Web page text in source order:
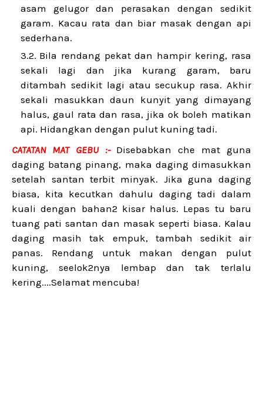
asam gelugor dan perasakan dengan sedikit
garam. Kacau rata dan biar masak dengan api
sederhana.
Bila rendang pekat dan hampir kering, rasa
sekali lagi dan jika kurang garam, baru
ditambah sedikit lagi atau secukup rasa. Akhir
sekali masukkan daun kunyit yang dimayang
halus, gaul rata dan rasa, jika ok boleh matikan
api. Hidangkan dengan pulut kuning tadi.
CATATAN MAT GEBU :-Disebabkan che mat guna
daging batang pinang, maka daging dimasukkan
setelah santan terbit minyak. Jika guna daging
biasa, kita kecutkan dahulu daging tadi dalam
kuali dengan bahan2 kisar halus. Lepas tu baru
tuang pati santan dan masak seperti biasa. Kalau
daging masih tak empuk, tambah sedikit air
panas. Rendang untuk makan dengan pulut
kuning, seelok2nya lembap dan tak terlalu
kering....Selamat mencuba!